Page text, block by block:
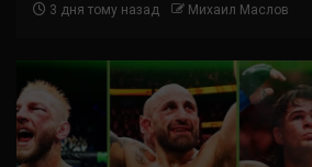
3 дня тому назад Михаил Маслов